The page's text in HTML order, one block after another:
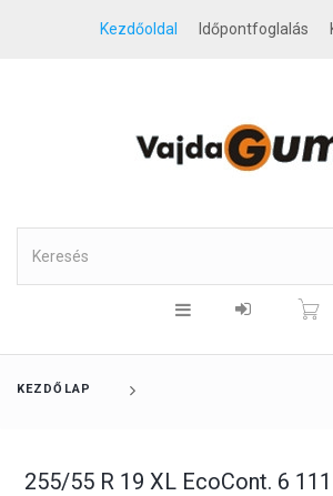
Kezdőoldal Időpontfoglalás
KEZDŐLAP
255/55 R 19 XL EcoCont. 6